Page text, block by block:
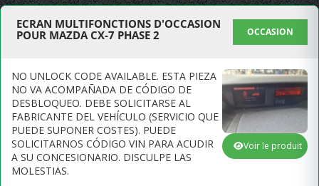
ECRAN MULTIFONCTIONS D'OCCASION
POUR MAZDA CX-7 PHASE 2
OCCASION
NO UNLOCK CODE AVAILABLE. ESTA PIEZA
NO VA ACOMPAÑADA DE CÓDIGO DE
DESBLOQUEO. DEBE SOLICITARSE AL
FABRICANTE DEL VEHÍCULO (SERVICIO QUE
PUEDE SUPONER COSTES). PUEDE
SOLICITARNOS CÓDIGO VIN PARA ACUDIR
A SU CONCESIONARIO. DISCULPE LAS
MOLESTIAS.
Voir le produit